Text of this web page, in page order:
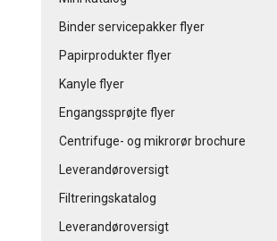
Binder servicepakker flyer
Papirprodukter flyer
Kanyle flyer
Engangssprøjte flyer
Centrifuge- og mikrorør brochure
Leverandøroversigt
Filtreringskatalog
Leverandøroversigt